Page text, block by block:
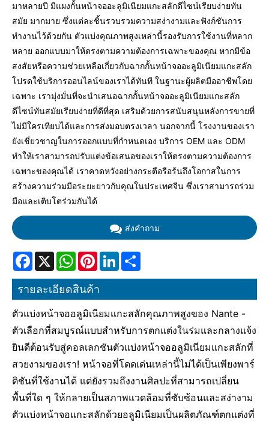
มาหลายปี มีแผงกั้นหน้าจออะลูมิเนียมแกะสลักดีไซน์เรียบง่ายทัน
สมัย ​​มากมาย ซึ่งแต่ละชิ้นรวบรวมความสง่างามและฟังก์ชันการ
ทำงานไว้ด้วยกัน ตัวแบ่งคุณภาพสูงเหล่านี้รองรับการใช้งานที่หลาก
หลาย ออกแบบมาให้ตรงตามความต้องการเฉพาะของคุณ หากมีข้อ
สงสัยหรือความช่วยเหลือเกี่ยวกับฉากกั้นหน้าจออะลูมิเนียมแกะสลัก
โปรดใช้บริการออนไลน์ของเราได้ทันที ในฐานะผู้ผลิตมืออาชีพโดย
เฉพาะ เรามุ่งมั่นที่จะนำเสนอฉากกั้นหน้าจออะลูมิเนียมแกะสลัก
ดีไซน์ทันสมัยเรียบง่ายที่ดีที่สุด เสริมด้วยการสนับสนุนหลังการขายที่
ไม่มีใครเทียบได้และการส่งมอบตรงเวลา นอกจากนี้ โรงงานของเรา
ยังเชี่ยวชาญในการออกแบบที่กำหนดเอง บริการ OEM และ ODM
ทำให้เราสามารถปรับแต่งข้อเสนอของเราให้ตรงตามความต้องการ
เฉพาะของคุณได้ เราคาดหวังอย่างกระตือรือร้นถึงโอกาสในการ
สร้างความร่วมมือระยะยาวกับคุณในประเทศจีน ซึ่งเราสามารถร่วม
มือและเติบโตร่วมกันได้
ส่งคำถาม
Facebook
X WhatsAppPinterestLinkedIn
รายละเอียดสินค้า
ตัวแบ่งหน้าจออลูมิเนียมแกะสลักคุณภาพสูงของ Nante -
ตัวเลือกที่สมบูรณ์แบบสำหรับการตกแต่งในร่มและกลางแจ้ง
ยินดีต้อนรับสู่คอลเลกชันตัวแบ่งหน้าจออลูมิเนียมแกะสลักที่
สวยงามของเรา! หน้าจอที่โดดเด่นเหล่านี้ไม่ได้เป็นเพียงพาร์
ติชันที่ใช้งานได้ แต่ยังรวมถึงงานศิลปะที่สามารถเปลี่ยน
พื้นที่ใด ๆ ให้กลายเป็นสภาพแวดล้อมที่ซับซ้อนและสง่างาม
ตัวแบ่งหน้าจอแกะสลักด้วยอลูมิเนียมเป็นผลิตภัณฑ์ตกแต่งที่